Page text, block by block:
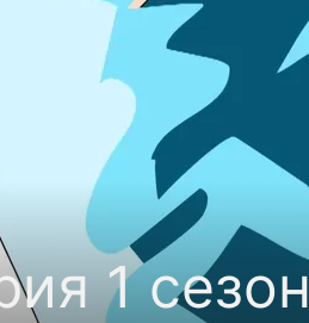
1 сезон